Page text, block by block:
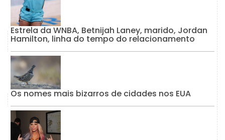
Estrela da WNBA, Betnijah Laney, marido, Jordan
Hamilton, linha do tempo do relacionamento
Os nomes mais bizarros de cidades nos EUA